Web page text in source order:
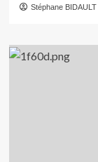
Stéphane BIDAULT